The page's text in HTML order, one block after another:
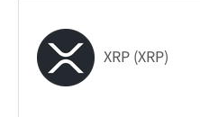
XRP (XRP)